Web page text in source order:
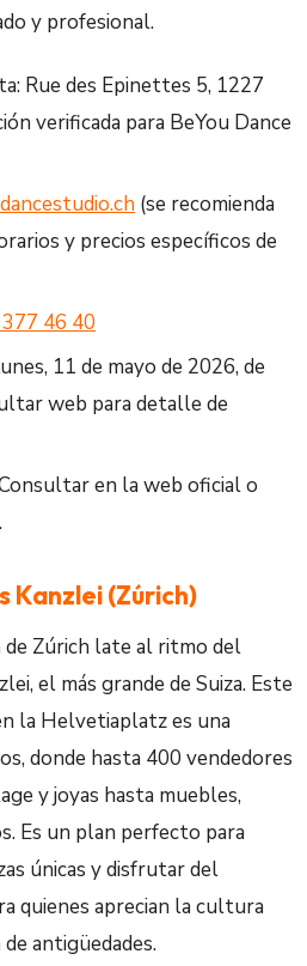
y profesional.
Rue des Epinettes 5, 1227
verificada para BeYou Dance
(se recomienda
y precios específicos de
46 40
11 de mayo de 2026, de
web para detalle de
en la web oficial o
Kanzlei (Zúrich)
de Zúrich late al ritmo del
el más grande de Suiza. Este
la Helvetiaplatz es una
donde hasta 400 vendedores
y joyas hasta muebles,
Es un plan perfecto para
únicas y disfrutar del
quienes aprecian la cultura
antigüedades.